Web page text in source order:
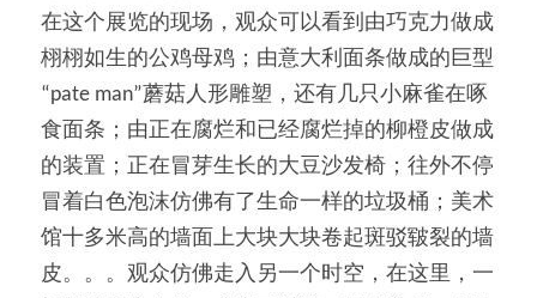
在这个展览的现场，观众可以看到由巧克力做成
栩栩如生的公鸡母鸡；由意大利面条做成的巨型
“pate man”蘑菇人形雕塑，还有几只小麻雀在啄
食面条；由正在腐烂和已经腐烂掉的柳橙皮做成
的装置；正在冒芽生长的大豆沙发椅；往外不停
冒着白色泡沫仿佛有了生命一样的垃圾桶；美术
馆十多米高的墙面上大块大块卷起斑驳皲裂的墙
皮。。。观众仿佛走入另一个时空，在这里，一